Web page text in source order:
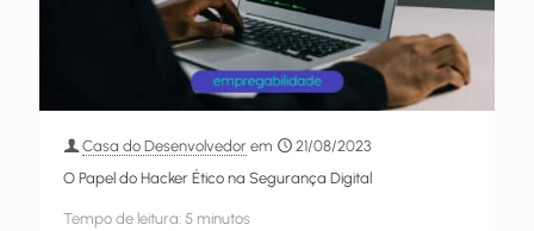
Casa do Desenvolvedor em
21/08/2023
O Papel do Hacker Ético na Segurança Digital
Tempo de leitura: 5 minutos